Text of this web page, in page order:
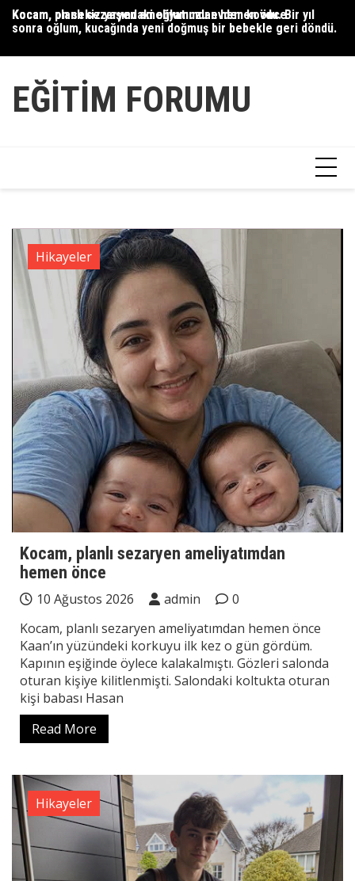
SkipKocam, planlı sezaryen ameliyatımdan hemen önce
Kocam, on sekiz yaşındaki oğlumuzu evden kovdu. Bir yıl
sonra oğlum, kucağında yeni doğmuş bir bebekle geri döndü.
EĞITIM FORUMU
Hikayeler
Kocam, planlı sezaryen ameliyatımdan
hemen önce
10 Ağustos 2026 admin
0
Kocam, planlı sezaryen ameliyatımdan hemen önce
Kaan’ın yüzündeki korkuyu ilk kez o gün gördüm.
Kapının eşiğinde öylece kalakalmıştı. Gözleri salonda
oturan kişiye kilitlenmişti. Salondaki koltukta oturan
kişi babası Hasan
Read More
Hikayeler